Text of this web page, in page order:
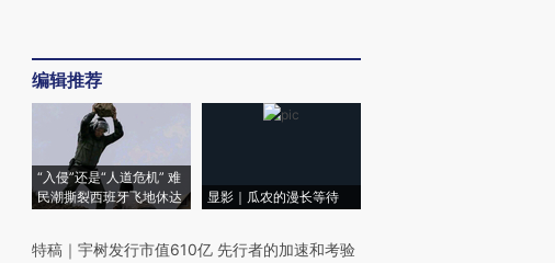
编辑推荐
“入侵”还是“人道危机” 难
民潮撕裂西班牙飞地休达
显影｜瓜农的漫长等待
特稿 ｜ 宇树发行市值610亿 先行者的加速和考验